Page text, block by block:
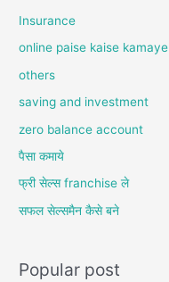
Insurance
online paise kaise kamaye
others
saving and investment
zero balance account
पैसा कमाये
फ्री सेल्स franchise ले
सफल सेल्समैन कैसे बने
Popular post